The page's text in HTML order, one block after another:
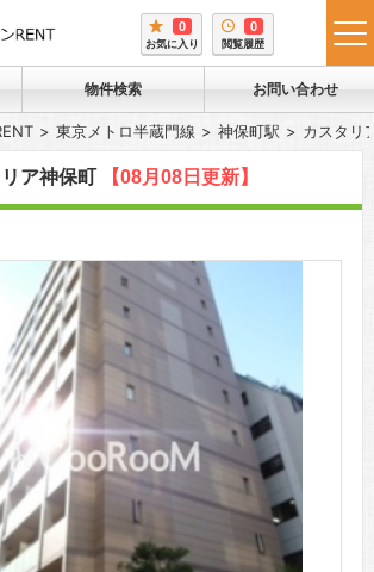
0
お気に入り
0
閲覧履歴
物件検索 お問い合わせ
東京メトロ半蔵門線 神保町駅 カスタリ
ア神保町 【08月08日更新】